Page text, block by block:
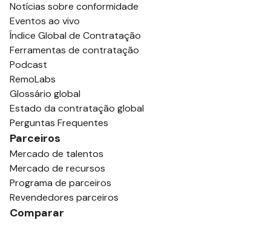
Notícias sobre conformidade
Eventos ao vivo
Índice Global de Contratação
Ferramentas de contratação
Podcast
RemoLabs
Glossário global
Estado da contratação global
Perguntas Frequentes
Parceiros
Mercado de talentos
Mercado de recursos
Programa de parceiros
Revendedores parceiros
Comparar